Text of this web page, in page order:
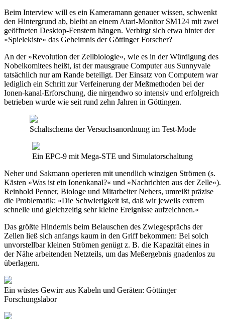
Beim Interview will es ein Kameramann genauer wissen, schwenkt
den Hintergrund ab, bleibt an einem Atari-Monitor SM124 mit zwei
geöffneten Desktop-Fenstern hängen. Verbirgt sich etwa hinter der
»Spielekiste« das Geheimnis der Göttinger Forscher?
An der »Revolution der Zellbiologie«, wie es in der Würdigung des
Nobelkomitees heißt, ist der mausgraue Computer aus Sunnyvale
tatsächlich nur am Rande beteiligt. Der Einsatz von Computern war
lediglich ein Schritt zur Verfeinerung der Meßmethoden bei der
Ionen-kanal-Erforschung, die nirgendwo so intensiv und erfolgreich
betrieben wurde wie seit rund zehn Jahren in Göttingen.
Schaltschema der Versuchsanordnung im Test-Mode
Ein EPC-9 mit Mega-STE und Simulatorschaltung
Neher und Sakmann operieren mit unendlich winzigen Strömen (s.
Kästen »Was ist ein Ionenkanal?« und »Nachrichten aus der Zelle«).
Reinhold Penner, Biologe und Mitarbeiter Nehers, umreißt präzise
die Problematik: »Die Schwierigkeit ist, daß wir jeweils extrem
schnelle und gleichzeitig sehr kleine Ereignisse aufzeichnen.«
Das größte Hindernis beim Belauschen des Zwiegesprächs der
Zellen ließ sich anfangs kaum in den Griff bekommen: Bei solch
unvorstellbar kleinen Strömen genügt z. B. die Kapazität eines in
der Nähe arbeitenden Netzteils, um das Meßergebnis gnadenlos zu
überlagern.
Ein wüstes Gewirr aus Kabeln und Geräten: Göttinger
Forschungslabor